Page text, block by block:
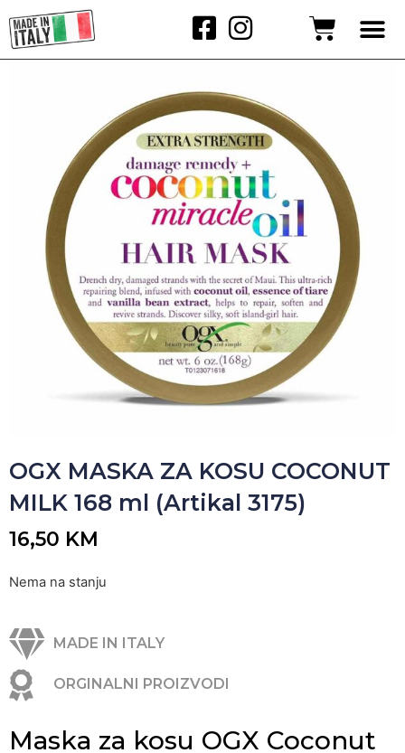
OGX MASKA ZA KOSU COCONUT
MILK 168 ml (Artikal 3175)
16,50 KM
Nema na stanju
MADE IN ITALY
ORGINALNI PROIZVODI
Maska za kosu OGX Coconut